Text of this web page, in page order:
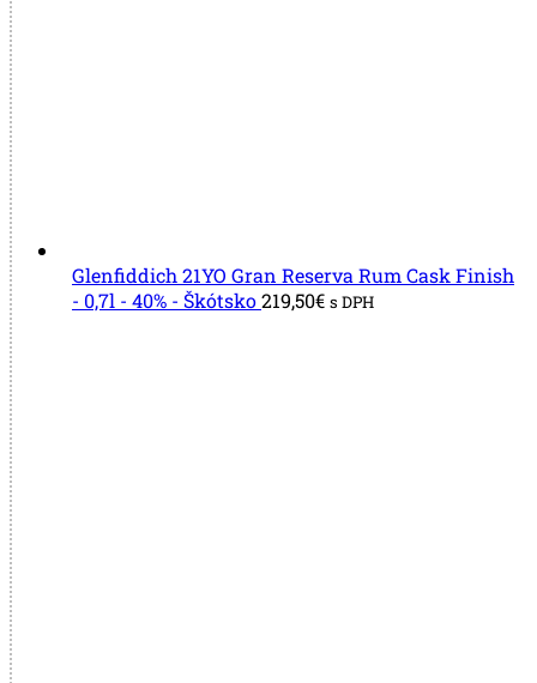
Glenfiddich 21YO Gran Reserva Rum Cask Finish
- 0,7l - 40% - Škótsko219,50€ s DPH